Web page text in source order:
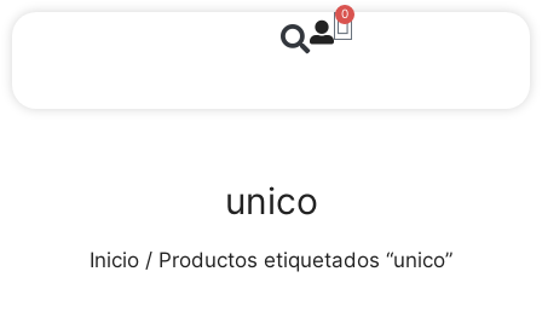
0
unico
Inicio / Productos etiquetados “unico”